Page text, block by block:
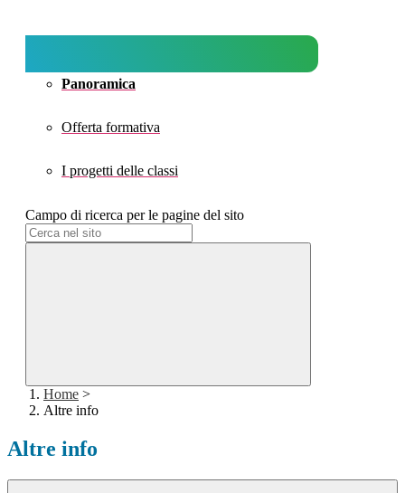
Panoramica
Offerta formativa
I progetti delle classi
Campo di ricerca per le pagine del sito
Home >
Altre info
Altre info